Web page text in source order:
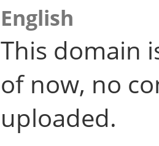
English
This domain
of now, no
uploaded.